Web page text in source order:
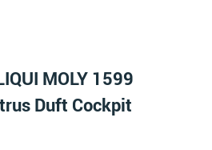
MOLY 1599
Duft Cockpit